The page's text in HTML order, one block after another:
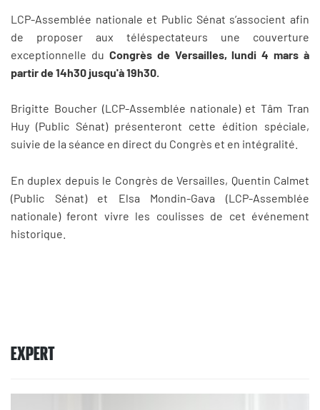
LCP-Assemblée nationale et Public Sénat s’associent afin
de proposer aux téléspectateurs une couverture
exceptionnelle du Congrès de Versailles, lundi 4 mars à
partir de 14h30 jusqu'à 19h30.
Brigitte Boucher (LCP-Assemblée nationale) et Tâm Tran
Huy (Public Sénat) présenteront cette édition spéciale,
suivie de la séance en direct du Congrès et en intégralité.
En duplex depuis le Congrès de Versailles, Quentin Calmet
(Public Sénat) et Elsa Mondin-Gava (LCP-Assemblée
nationale) feront vivre les coulisses de cet événement
historique.
EXPERT